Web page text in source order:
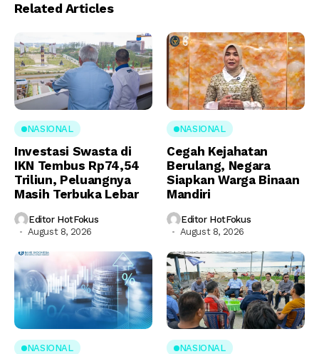
Related Articles
NASIONAL
Investasi Swasta di
IKN Tembus Rp74,54
Triliun, Peluangnya
Masih Terbuka Lebar
Editor HotFokus
August 8, 2026
NASIONAL
Cegah Kejahatan
Berulang, Negara
Siapkan Warga Binaan
Mandiri
Editor HotFokus
August 8, 2026
NASIONAL NASIONAL